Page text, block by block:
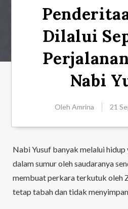
Dilalui
Nabi
Oleh Amrina 21
Nabi Yusuf banyak melalui
dalam sumur oleh saudaranya
membuat perkara terkutuk oleh
tetap tabah dan tidak